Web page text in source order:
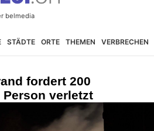
STÄDTE ORTE THEMEN VERBRECHEN
fordert 200
Person verletzt